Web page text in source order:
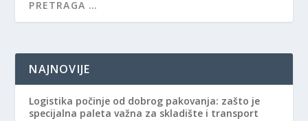
NAJNOVIJE
Logistika počinje od dobrog pakovanja: zašto je
specijalna paleta važna za skladište i transport